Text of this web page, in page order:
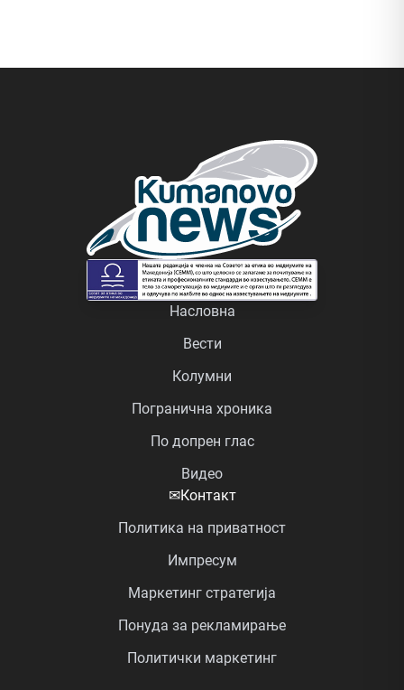
Насловна
Вести
Колумни
Погранична хроника
По допрен глас
Видео
✉Контакт
Политика на приватност
Импресум
Маркетинг стратегија
Понуда за рекламирање
Политички маркетинг